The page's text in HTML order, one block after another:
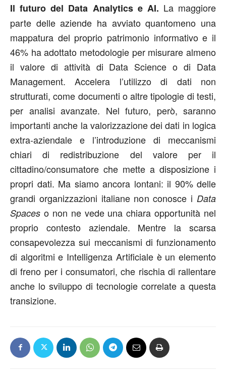
Il futuro del Data Analytics e AI. La maggiore
parte delle aziende ha avviato quantomeno una
mappatura del proprio patrimonio informativo e il
46% ha adottato metodologie per misurare almeno
il valore di attività di Data Science o di Data
Management. Accelera l’utilizzo di dati non
strutturati, come documenti o altre tipologie di testi,
per analisi avanzate. Nel futuro, però, saranno
importanti anche la valorizzazione dei dati in logica
extra-aziendale e l’introduzione di meccanismi
chiari di redistribuzione del valore per il
cittadino/consumatore che mette a disposizione i
propri dati. Ma siamo ancora lontani: il 90% delle
grandi organizzazioni italiane non conosce i Data
Spaces o non ne vede una chiara opportunità nel
proprio contesto aziendale. Mentre la scarsa
consapevolezza sui meccanismi di funzionamento
di algoritmi e Intelligenza Artificiale è un elemento
di freno per i consumatori, che rischia di rallentare
anche lo sviluppo di tecnologie correlate a questa
transizione.